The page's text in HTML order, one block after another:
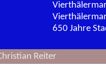
650 Jahre
Reiter